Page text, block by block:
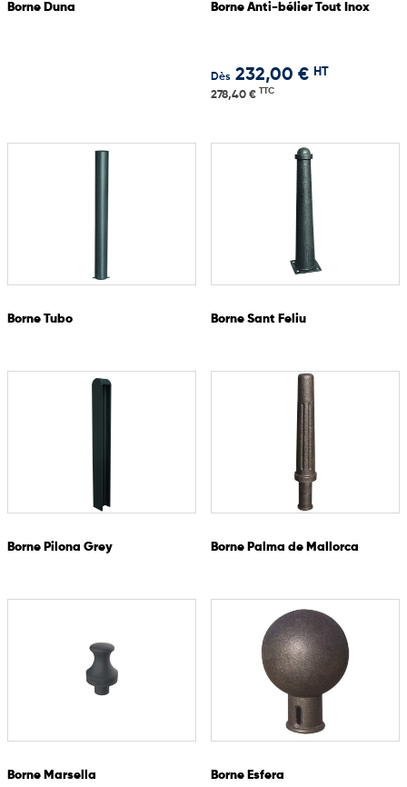
Borne Duna Borne Anti-bélier Tout Inox
Dès 232,00 € HT
278,40 € TTC
Borne Tubo Borne Sant Feliu
Borne Pilona Grey Borne Palma de Mallorca
Borne Marsella Borne Esfera